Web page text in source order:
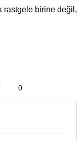
rastgele birine değil,
0